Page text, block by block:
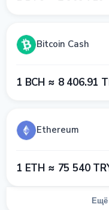
Bitcoin Cash
1 BCH ≈ 8 406.91
Ethereum
1 ETH ≈ 75 540
Ещё